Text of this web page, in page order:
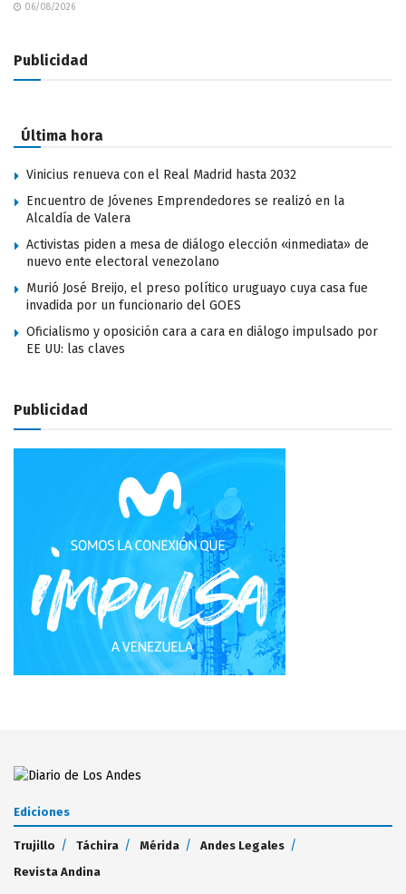
06/08/2026
Publicidad
Última hora
Vinicius renueva con el Real Madrid hasta 2032
Encuentro de Jóvenes Emprendedores se realizó en la
Alcaldía de Valera
Activistas piden a mesa de diálogo elección «inmediata» de
nuevo ente electoral venezolano
Murió José Breijo, el preso político uruguayo cuya casa fue
invadida por un funcionario del GOES
Oficialismo y oposición cara a cara en diálogo impulsado por
EE UU: las claves
Publicidad
Ediciones
Trujillo Táchira Mérida
Andes Legales
Revista Andina